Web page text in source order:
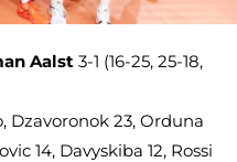
Aalst 3-1 (16-25, 25-18,
Dzavoronok 23, Orduna
14, Davyskiba 12, Rossi